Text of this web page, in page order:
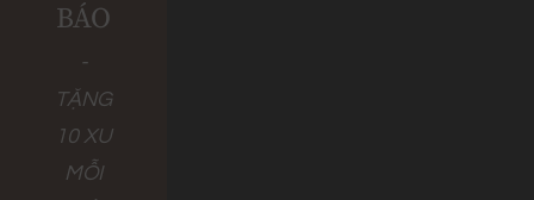
BÁO
-
TẶNG
10 XU
MỖI